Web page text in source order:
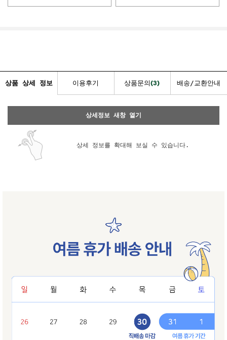
상품 상세 정보 이용후기 상품문의(3) 배송/교환안내
상세정보 새창 열기
상세 정보를 확대해 보실 수 있습니다.